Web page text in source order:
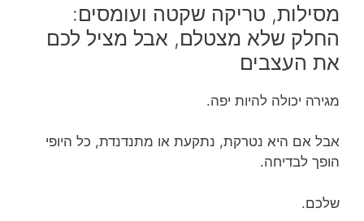
מסילות, טריקה שקטה ועומסים:
החלק שלא מצטלם, אבל מציל לכם
את העצבים
מגירה יכולה להיות יפה.
אבל אם היא נטרקת, נתקעת או מתנדנדת, כל היופי
הופך לבדיחה.
שלכם.